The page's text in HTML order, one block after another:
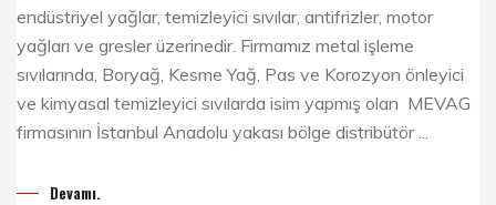
endüstriyel yağlar, temizleyici sıvılar, antifrizler, motor
yağları ve gresler üzerinedir. Firmamız metal işleme
sıvılarında, Boryağ, Kesme Yağ, Pas ve Korozyon önleyici
ve kimyasal temizleyici sıvılarda isim yapmış olan MEVAG
firmasının İstanbul Anadolu yakası bölge distribütör ...
Devamı.